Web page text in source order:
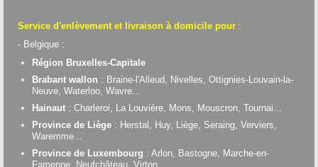
Service d'enlèvement et livraison à domicile pour :
- Belgique :
Région Bruxelles-Capitale
Brabant wallon : Braine-l'Alleud, Nivelles, Ottignies-Louvain-la-
Neuve, Waterloo, Wavre...
Hainaut : Charleroi, La Louvière, Mons, Mouscron, Tournai...
Province de Liège : Herstal, Huy, Liège, Seraing, Verviers,
Waremme...
Province de Luxembourg : Arlon, Bastogne, Marche-en-
Famenne, Neufchâteau, Virton...